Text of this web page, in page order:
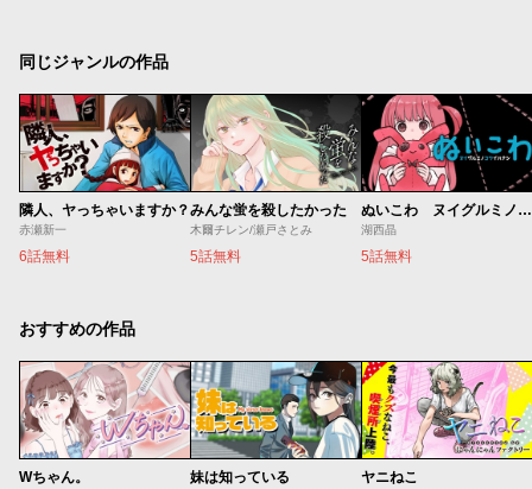
同じジャンルの作品
隣人、ヤっちゃいますか？
赤瀬新一
6話無料
みんな蛍を殺したかった
木爾チレン/瀬戸さとみ
5話無料
ぬいこわ ヌイグルミノコワイハナシ
湖西晶
5話無料
おすすめの作品
Wちゃん。 妹は知っている ヤニねこ